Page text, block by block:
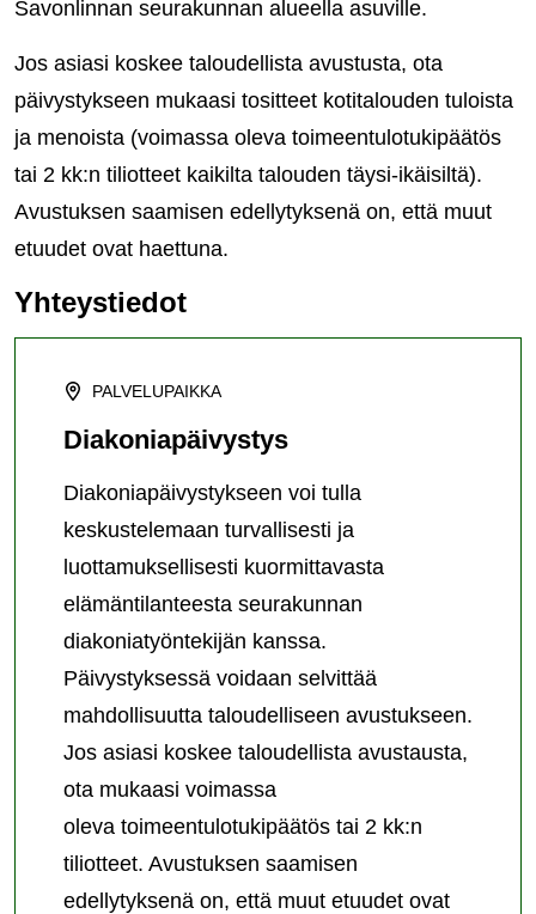
Savonlinnan seurakunnan alueella asuville.
Jos asiasi koskee taloudellista avustusta, ota
päivystykseen mukaasi tositteet kotitalouden tuloista
ja menoista (voimassa oleva toimeentulotukipäätös
tai 2 kk:n tiliotteet kaikilta talouden täysi-ikäisiltä).
Avustuksen saamisen edellytyksenä on, että muut
etuudet ovat haettuna.
Yhteystiedot
PALVELUPAIKKA
Diakoniapäivystys
Diakoniapäivystykseen voi tulla
keskustelemaan turvallisesti ja
luottamuksellisesti kuormittavasta
elämäntilanteesta seurakunnan
diakoniatyöntekijän kanssa.
Päivystyksessä voidaan selvittää
mahdollisuutta taloudelliseen avustukseen.
Jos asiasi koskee taloudellista avustausta,
ota mukaasi voimassa
oleva toimeentulotukipäätös tai 2 kk:n
tiliotteet. Avustuksen saamisen
edellytyksenä on, että muut etuudet ovat